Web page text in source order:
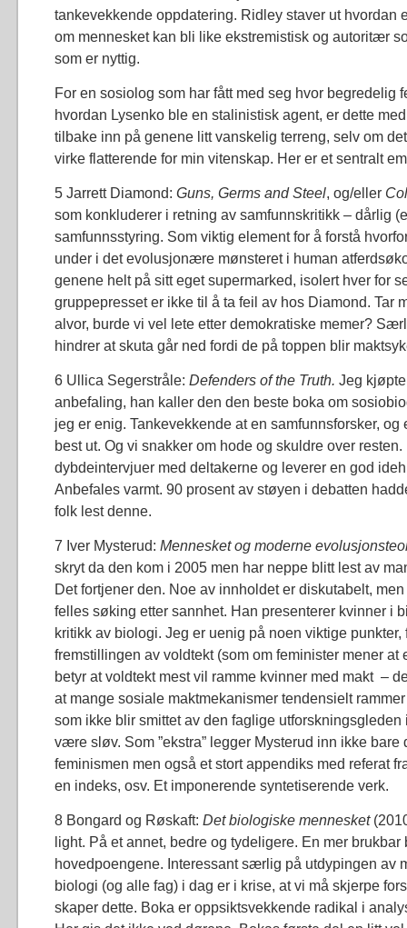
tankevekkende oppdatering. Ridley staver ut hvordan
om mennesket kan bli like ekstremistisk og autoritær
som er nyttig.
For en sosiolog som har fått med seg hvor begredelig
hvordan Lysenko ble en stalinistisk agent, er dette
tilbake inn på genene litt vanskelig terreng, selv om
virke flatterende for min vitenskap. Her er et sentralt
5 Jarrett Diamond: Guns, Germs and Steel, og/eller
som konkluderer i retning av samfunnskritikk – dårlig
samfunnsstyring. Som viktig element for å forstå
under i det evolusjonære mønsteret i human
genene helt på sitt eget supermarked, isolert hver for
gruppepresset er ikke til å ta feil av hos Diamond. Tar
alvor, burde vi vel lete etter demokratiske memer?
hindrer at skuta går ned fordi de på toppen blir
6 Ullica Segerstråle: Defenders of the Truth. Jeg
anbefaling, han kaller den den beste boka om
jeg er enig. Tankevekkende at en samfunnsforsker, og
best ut. Og vi snakker om hode og skuldre over
dybdeintervjuer med deltakerne og leverer en god
Anbefales varmt. 90 prosent av støyen i debatten
folk lest denne.
7 Iver Mysterud: Mennesket og moderne
skryt da den kom i 2005 men har neppe blitt lest av
Det fortjener den. Noe av innholdet er diskutabelt,
felles søking etter sannhet. Han presenterer kvinner i
kritikk av biologi. Jeg er uenig på noen viktige punkter,
fremstillingen av voldtekt (som om feminister mener at
betyr at voldtekt mest vil ramme kvinner med makt –
at mange sosiale maktmekanismer tendensielt
som ikke blir smittet av den faglige utforskningsgleden
være sløv. Som ”ekstra” legger Mysterud inn ikke bare
feminismen men også et stort appendiks med referat
en indeks, osv. Et imponerende syntetiserende verk.
8 Bongard og Røskaft: Det biologiske mennesket
light. På et annet, bedre og tydeligere. En mer brukbar
hovedpoengene. Interessant særlig på utdypingen av
biologi (og alle fag) i dag er i krise, at vi må skjerpe
skaper dette. Boka er oppsiktsvekkende radikal i